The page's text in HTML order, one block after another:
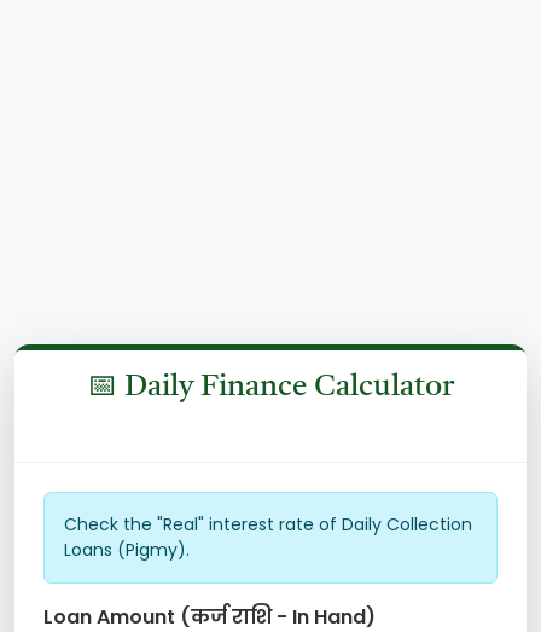
📅 Daily Finance Calculator
Check the "Real" interest rate of Daily Collection
Loans (Pigmy).
Loan Amount (कर्ज राशि - In Hand)